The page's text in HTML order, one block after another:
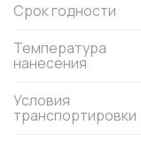
Срок годности
Температура
нанесения
Условия
транспортировки